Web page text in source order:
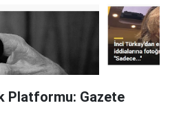
Platformu: Gazete